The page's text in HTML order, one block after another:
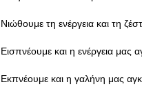
Νιώθουμε τη ενέργεια και τη
Εισπνέουμε και η ενέργεια μας
Εκπνέουμε και η γαλήνη μας